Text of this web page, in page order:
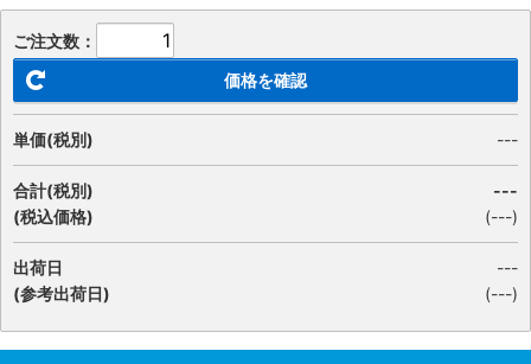
ご注文数：
価格を確認
単価(税別) ---
合計(税別)
(税込価格)
---
(---)
出荷日
(参考出荷日)
---
(---)